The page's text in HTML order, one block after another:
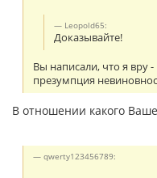
Leopold65:
Доказывайте!
Вы написали, что я вру
презумпция
В отношении какого
qwerty123456789: